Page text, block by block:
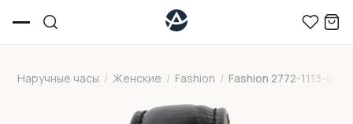
Наручные часы / Женские / Fashion / Fashion 2772-1113-black